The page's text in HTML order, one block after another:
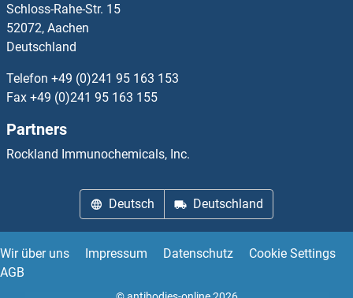
Regulating Synaptic Membrane Exocytosis 1 Antikörper
Regulator of G-Protein Signaling 5 Antikörper
Relaxin Antikörper
Relaxin 2 Antikörper
Schloss-Rahe-Str. 15
52072, Aachen
Deutschland
Telefon +49 (0)241 95 163 153
Fax +49 (0)241 95 163 155
Partners
Rockland Immunochemicals, Inc.
Deutsch Deutschland
Wir über uns Impressum Datenschutz
Cookie Settings
AGB